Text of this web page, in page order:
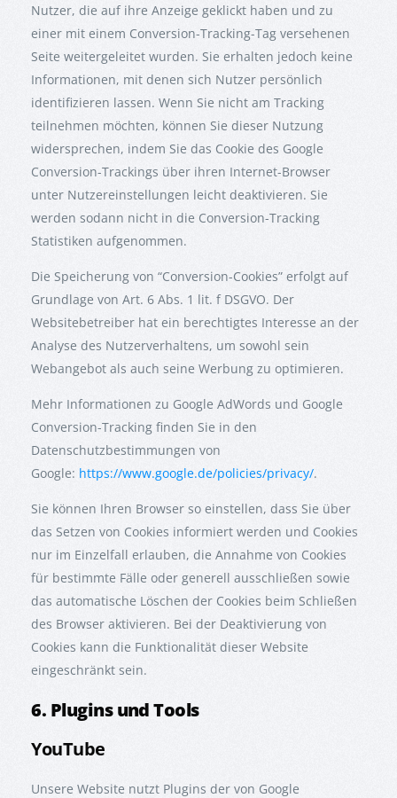
Nutzer, die auf ihre Anzeige geklickt haben und zu
einer mit einem Conversion-Tracking-Tag versehenen
Seite weitergeleitet wurden. Sie erhalten jedoch keine
Informationen, mit denen sich Nutzer persönlich
identifizieren lassen. Wenn Sie nicht am Tracking
teilnehmen möchten, können Sie dieser Nutzung
widersprechen, indem Sie das Cookie des Google
Conversion-Trackings über ihren Internet-Browser
unter Nutzereinstellungen leicht deaktivieren. Sie
werden sodann nicht in die Conversion-Tracking
Statistiken aufgenommen.
Die Speicherung von “Conversion-Cookies” erfolgt auf
Grundlage von Art. 6 Abs. 1 lit. f DSGVO. Der
Websitebetreiber hat ein berechtigtes Interesse an der
Analyse des Nutzerverhaltens, um sowohl sein
Webangebot als auch seine Werbung zu optimieren.
Mehr Informationen zu Google AdWords und Google
Conversion-Tracking finden Sie in den
Datenschutzbestimmungen von
Google: https://www.google.de/policies/privacy/.
Sie können Ihren Browser so einstellen, dass Sie über
das Setzen von Cookies informiert werden und Cookies
nur im Einzelfall erlauben, die Annahme von Cookies
für bestimmte Fälle oder generell ausschließen sowie
das automatische Löschen der Cookies beim Schließen
des Browser aktivieren. Bei der Deaktivierung von
Cookies kann die Funktionalität dieser Website
eingeschränkt sein.
6. Plugins und Tools
YouTube
Unsere Website nutzt Plugins der von Google